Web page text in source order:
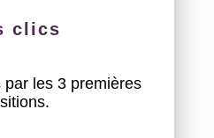
clics
les 3 premières